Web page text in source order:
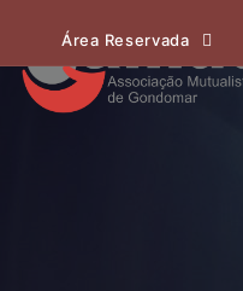
Área Reservada